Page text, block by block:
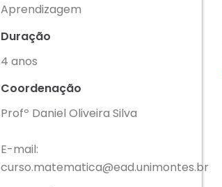
Aprendizagem
Duração
4 anos
Coordenação
Profº Daniel Oliveira Silva
E-mail:
curso.matematica@ead.unimontes.br